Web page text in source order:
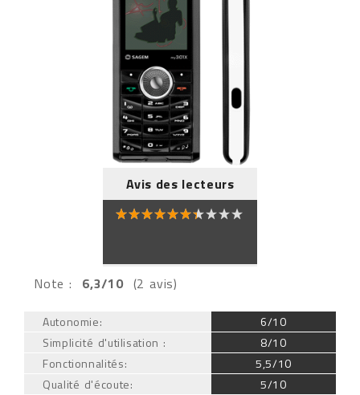
Avis des lecteurs
Note : 6,3/10 (2 avis)
Autonomie:
Simplicité d'utilisation :
Fonctionnalités:
Qualité d'écoute:
6/10
8/10
5,5/10
5/10